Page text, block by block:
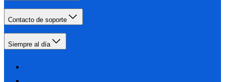
Contacto de soporte
Siempre al día